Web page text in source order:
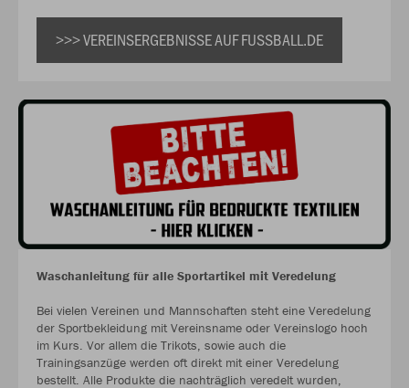
>>> VEREINSERGEBNISSE AUF FUSSBALL.DE
Waschanleitung für alle Sportartikel mit Veredelung
Bei vielen Vereinen und Mannschaften steht eine Veredelung
der Sportbekleidung mit Vereinsname oder Vereinslogo hoch
im Kurs. Vor allem die Trikots, sowie auch die
Trainingsanzüge werden oft direkt mit einer Veredelung
bestellt. Alle Produkte die nachträglich veredelt wurden,